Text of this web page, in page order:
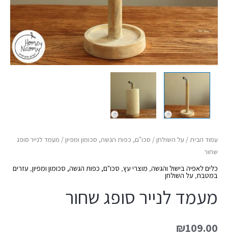
עמוד הבית/ על השולחן/ סכו"ם, כפות הגשה, סכומון ומפיון/ מעמד לנייר סופג
שחור
כלים לאפיה בישול והגשה, מוצרי עץ, סכו"ם, כפות הגשה, סכומון ומפיון, עזרים
במטבח, על השולחן
מעמד לנייר סופג שחור
₪109.00